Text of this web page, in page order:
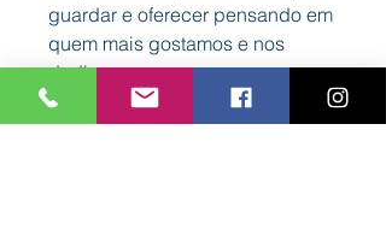
guardar e oferecer pensando em
quem mais gostamos e nos
dedicamos.